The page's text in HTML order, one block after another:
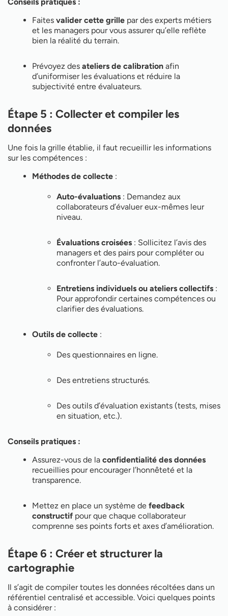
Faites valider cette grille par des experts métiers
et les managers pour vous assurer qu’elle reflète
bien la réalité du terrain.
Prévoyez des ateliers de calibration afin
d’uniformiser les évaluations et réduire la
subjectivité entre évaluateurs.
Étape 5 : Collecter et compiler les
données
Une fois la grille établie, il faut recueillir les informations
sur les compétences :
Méthodes de collecte :
Auto-évaluations : Demandez aux
collaborateurs d’évaluer eux-mêmes leur
niveau.
Évaluations croisées : Sollicitez l’avis des
managers et des pairs pour compléter ou
confronter l’auto-évaluation.
Entretiens individuels ou ateliers collectifs :
Pour approfondir certaines compétences ou
clarifier des évaluations.
Outils de collecte :
Des questionnaires en ligne.
Des entretiens structurés.
Des outils d’évaluation existants (tests, mises
en situation, etc.).
Conseils pratiques :
Assurez-vous de la confidentialité des données
recueillies pour encourager l’honnêteté et la
transparence.
Mettez en place un système de feedback
constructif pour que chaque collaborateur
comprenne ses points forts et axes d’amélioration.
Étape 6 : Créer et structurer la
cartographie
Il s’agit de compiler toutes les données récoltées dans un
référentiel centralisé et accessible. Voici quelques points
à considérer :